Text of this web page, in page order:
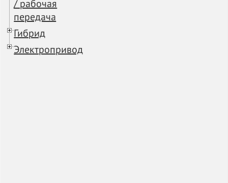
/ рабочая
передача
Гибрид
Электропривод